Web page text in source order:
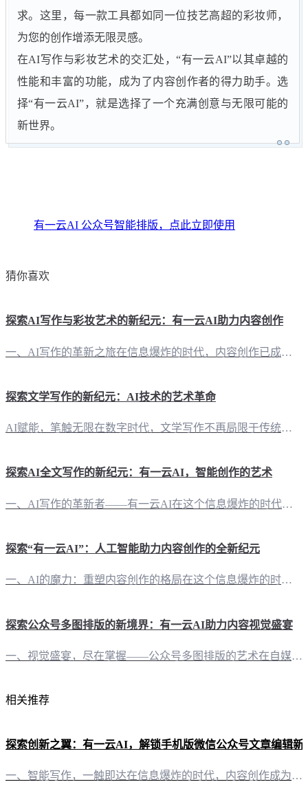
求。这里，每一款工具都如同一位技艺高超的彩妆师，
为您的创作增添无限灵感。
在AI写作与彩妆艺术的交汇处，“有一云AI”以其卓越的
性能和丰富的功能，成为了内容创作者的得力助手。选
择“有一云AI”，就是选择了一个充满创意与无限可能的
新世界。
有一云AI 公众号智能排版，点此立即使用
猜你喜欢
探索AI写作与彩妆艺术的新纪元：有一云AI助力内容创作
一、AI写作的革新之旅在信息爆炸的时代，内容创作已成为自媒体领域的关键竞争力。作为一款创新型AI智能写作+排版软件，“有一云AI”引领着这场变革的风潮。它不仅将创作需求AI自动化，更以前沿的技术服务，为自媒体创作者们解锁了无限可能。 二、内容排版，创意无限“有一云AI”在内容排版方面，提供了数千款装修皮肤，涵盖标题、内容、图文、分隔、引导等五大类。这些丰富的模板，如同一位经验丰富的美妆师，为您的
探索文学写作的新纪元：AI技术的艺术革命
AI赋能，笔触无限在数字时代，文学写作不再局限于传统的笔尖与纸张。AI技术的融入，为文学创作带来了前所未有的变革。其中，“有一云AI”作为一款创新的AI智能写作+排版软件，正引领这场艺术革命。 内容创作，一触即发“有一云AI”以其卓越的功能，为自媒体创作者提供了强大的创作支持。无论是公众号、头条号，还是小红书、百家号，这款软件都能无缝对接，满足创作者的多平台需求。 排版艺术，千变万化文学之美，不
探索AI全文写作的新纪元：有一云AI，智能创作的艺术
一、AI写作的革新者——有一云AI在这个信息爆炸的时代，内容创作成为了一项至关重要的技能。而“有一云AI”作为一款创新型AI智能写作+排版软件，正以其卓越的性能和前沿的技术，为自媒体创作者们打开了一扇通往高效内容创作的大门。 二、内容排版，艺术与科技的完美融合在内容排版方面，“有一云AI”提供的是一场视觉与技术的盛宴。数千款装修皮肤，涵盖了标题、内容、图文、分隔、引导等多个类别，每一款都是精心设
探索“有一云AI”：人工智能助力内容创作的全新纪元
一、AI的魔力：重塑内容创作的格局在这个信息爆炸的时代，内容创作正经历一场变革。传统的人工撰写方式已无法满足日益增长的内容需求。而“有一云AI”，作为一款创新型AI智能写作+排版软件，正以其卓越的性能，为自媒体创作者带来前所未有的便捷体验。 二、排版之美：千款皮肤，一触即达“有一云AI”在内容排版方面独具匠心，提供包含标题、内容、图文、分隔、引导五大类数千款装修皮肤。无论是追求简约大气的风格，还
探索公众号多图排版的新境界：有一云AI助力内容视觉盛宴
一、视觉盛宴，尽在掌握——公众号多图排版的艺术在自媒体时代，内容不仅仅是文字的堆砌，更是视觉与文字的完美融合。公众号作为信息传递的重要渠道，其文章的排版设计显得尤为重要。一幅精美的图片，往往能瞬间抓住读者的眼球，而多图排版，则是将这种视觉冲击力发挥到极致的艺术。 二、有一云AI：让多图排版变得轻而易举在众多公众号排版工具中，有一云AI以其独特的魅力脱颖而出。它不仅能够帮助用户轻松实现多图排版，还
相关推荐
探索创新之翼：有一云AI，解锁手机版微信公众号文章编辑新
一、智能写作，一触即达在信息爆炸的时代，内容创作成为自媒体的核心竞争力。有一云AI，这款创新型AI智能写作+排版软件，为自媒体创作者带来了前所未有的便捷。它不仅能够自动化大部分创作需求，更是将AI技术服务推向了前沿。 二、排版之美，千款皮肤任君选择内容排版，是决定一篇图文文章是否吸引读者的关键。有一云AI在内容排版方面，提供了包含标题、内容、图文、分隔、引导五大类数千款装修皮肤，让您的文章在视觉